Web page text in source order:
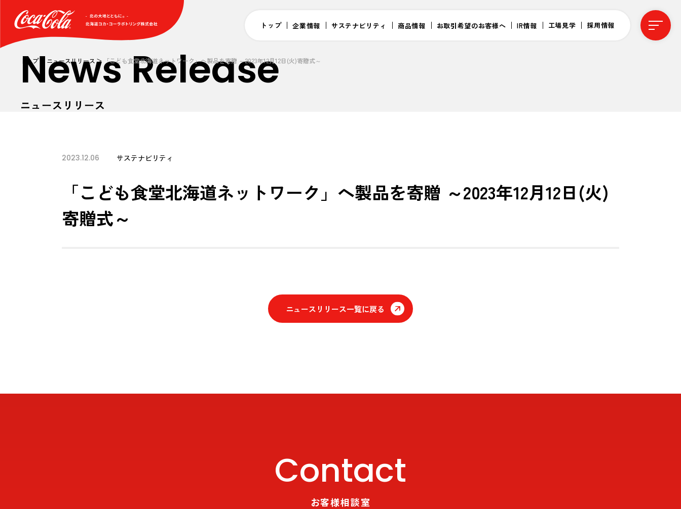
トップ 企業情報 サステナビリティ 商品情報 お取引希望のお客様へ IR情報 工場見学 採用情報
トップ ニュースリリース 「こども食堂北海道ネットワーク」へ製品を寄贈 ～2023年12月12日(火)寄贈式～
News Release
ニュースリリース
2023.12.06 サステナビリティ
「こども食堂北海道ネットワーク」へ製品を寄贈 ～2023年12月12日(火)
寄贈式～
ニュースリリース一覧に戻る
Contact
お客様相談室